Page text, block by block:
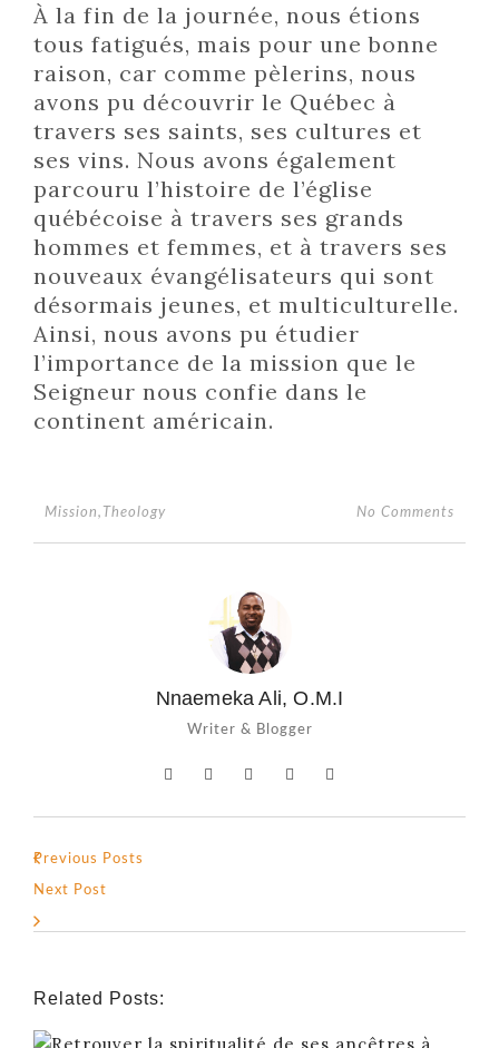
À la fin de la journée, nous étions
tous fatigués, mais pour une bonne
raison, car comme pèlerins, nous
avons pu découvrir le Québec à
travers ses saints, ses cultures et
ses vins. Nous avons également
parcouru l’histoire de l’église
québécoise à travers ses grands
hommes et femmes, et à travers ses
nouveaux évangélisateurs qui sont
désormais jeunes, et multiculturelle.
Ainsi, nous avons pu étudier
l’importance de la mission que le
Seigneur nous confie dans le
continent américain.
Mission, Theology No Comments
Nnaemeka Ali, O.M.I
Writer & Blogger
Previous Posts
Next Post
Related Posts: